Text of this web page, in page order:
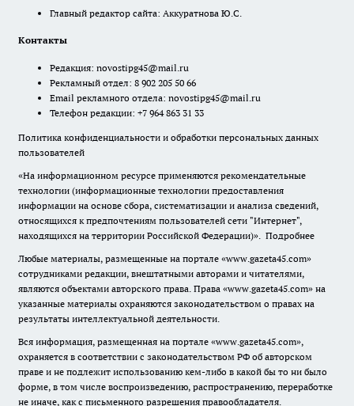
Главный редактор сайта: Аккуратнова Ю.С.
Контакты
Редакция: novostipg45@mail.ru
Рекламный отдел: 8 902 205 50 66
Email рекламного отдела: novostipg45@mail.ru
Телефон редакции: +7 964 863 31 33
Политика конфиденциальности и обработки персональных данных
пользователей
«На информационном ресурсе применяются рекомендательные
технологии (информационные технологии предоставления
информации на основе сбора, систематизации и анализа сведений,
относящихся к предпочтениям пользователей сети "Интернет",
находящихся на территории Российской Федерации)». Подробнее
Любые материалы, размещенные на портале «www.gazeta45.com»
сотрудниками редакции, внештатными авторами и читателями,
являются объектами авторского права. Права «www.gazeta45.com» на
указанные материалы охраняются законодательством о правах на
результаты интеллектуальной деятельности.
Вся информация, размещенная на портале «www.gazeta45.com»,
охраняется в соответствии с законодательством РФ об авторском
праве и не подлежит использованию кем-либо в какой бы то ни было
форме, в том числе воспроизведению, распространению, переработке
не иначе, как с письменного разрешения правообладателя.